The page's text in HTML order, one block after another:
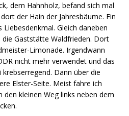
dem Hahnholz, befand sich mal
der Hain der Jahresbäume. Ein
Gleich daneben
die Gaststätte Waldfrieden. Dort
Limonade. Irgendwann
nicht mehr verwendet und das
Dann über die
Elster-Seite. Meist fahre ich
den kleinen Weg links neben dem